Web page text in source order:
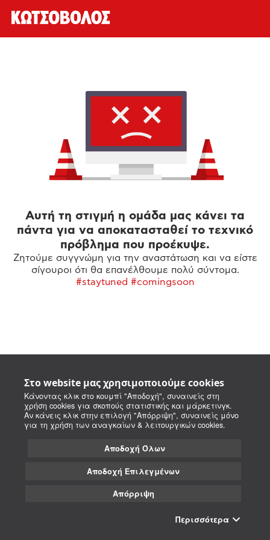
Στο website μας χρησιμοποιούμε cookies
Κάνοντας κλικ στο κουμπί "Αποδοχή", συναινείς στη
χρήση cookies για σκοπούς στατιστικής και μάρκετινγκ.
Αν κάνεις κλικ στην επιλογή "Απόρριψη", συναινείς μόνο
για τη χρήση των αναγκαίων & λειτουργικών cookies.
Αποδοχή Όλων
Αποδοχή Επιλεγμένων
Απόρριψη
Περισσότερα
Αυτή τη στιγμή η ομάδα μας κάνει τα
πάντα για να αποκατασταθεί το τεχνικό
πρόβλημα που προέκυψε.
Ζητούμε συγγνώμη για την αναστάτωση και να είστε
σίγουροι ότι θα επανέλθουμε πολύ σύντομα.
#staytuned #comingsoon